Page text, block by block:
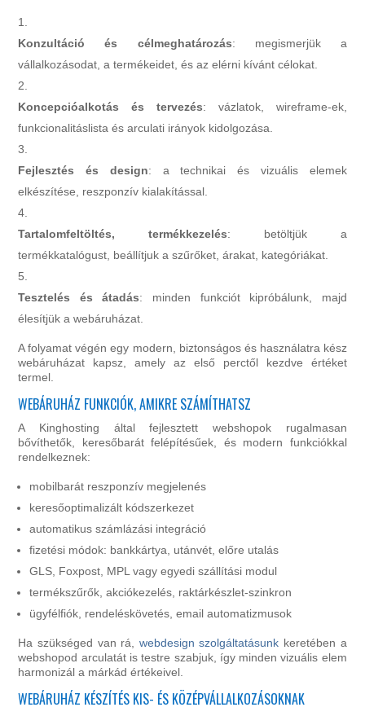
Konzultáció és célmeghatározás: megismerjük a
vállalkozásodat, a termékeidet, és az elérni kívánt célokat.
Koncepcióalkotás és tervezés: vázlatok, wireframe-ek,
funkcionalitáslista és arculati irányok kidolgozása.
Fejlesztés és design: a technikai és vizuális elemek
elkészítése, reszponzív kialakítással.
Tartalomfeltöltés, termékkezelés: betöltjük a
termékkatalógust, beállítjuk a szűrőket, árakat, kategóriákat.
Tesztelés és átadás: minden funkciót kipróbálunk, majd
élesítjük a webáruházat.
A folyamat végén egy modern, biztonságos és használatra kész
webáruházat kapsz, amely az első perctől kezdve értéket
termel.
WEBÁRUHÁZ FUNKCIÓK, AMIKRE SZÁMÍTHATSZ
A Kinghosting által fejlesztett webshopok rugalmasan
bővíthetők, keresőbarát felépítésűek, és modern funkciókkal
rendelkeznek:
mobilbarát reszponzív megjelenés
keresőoptimalizált kódszerkezet
automatikus számlázási integráció
fizetési módok: bankkártya, utánvét, előre utalás
GLS, Foxpost, MPL vagy egyedi szállítási modul
termékszűrők, akciókezelés, raktárkészlet-szinkron
ügyfélfiók, rendeléskövetés, email automatizmusok
Ha szükséged van rá, webdesign szolgáltatásunk keretében a
webshopod arculatát is testre szabjuk, így minden vizuális elem
harmonizál a márkád értékeivel.
WEBÁRUHÁZ KÉSZÍTÉS KIS- ÉS KÖZÉPVÁLLALKOZÁSOKNAK